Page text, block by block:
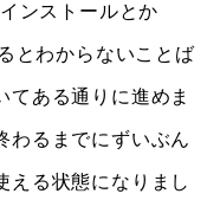
ンストールとか
とわからないことば
てある通りに進めま
わるまでにずいぶん
える状態になりまし